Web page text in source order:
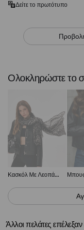
Δείτε το πρωτότυπο
Ολοκληρώστε το
Κασκόλ Με Λεοπάρ Σχέδιο
Άλλοι πελάτες